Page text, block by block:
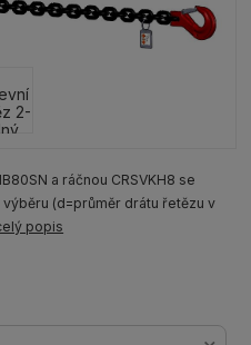
a ráčnou CRSVKH8 se
(d=průměr drátu řetězu v
popis